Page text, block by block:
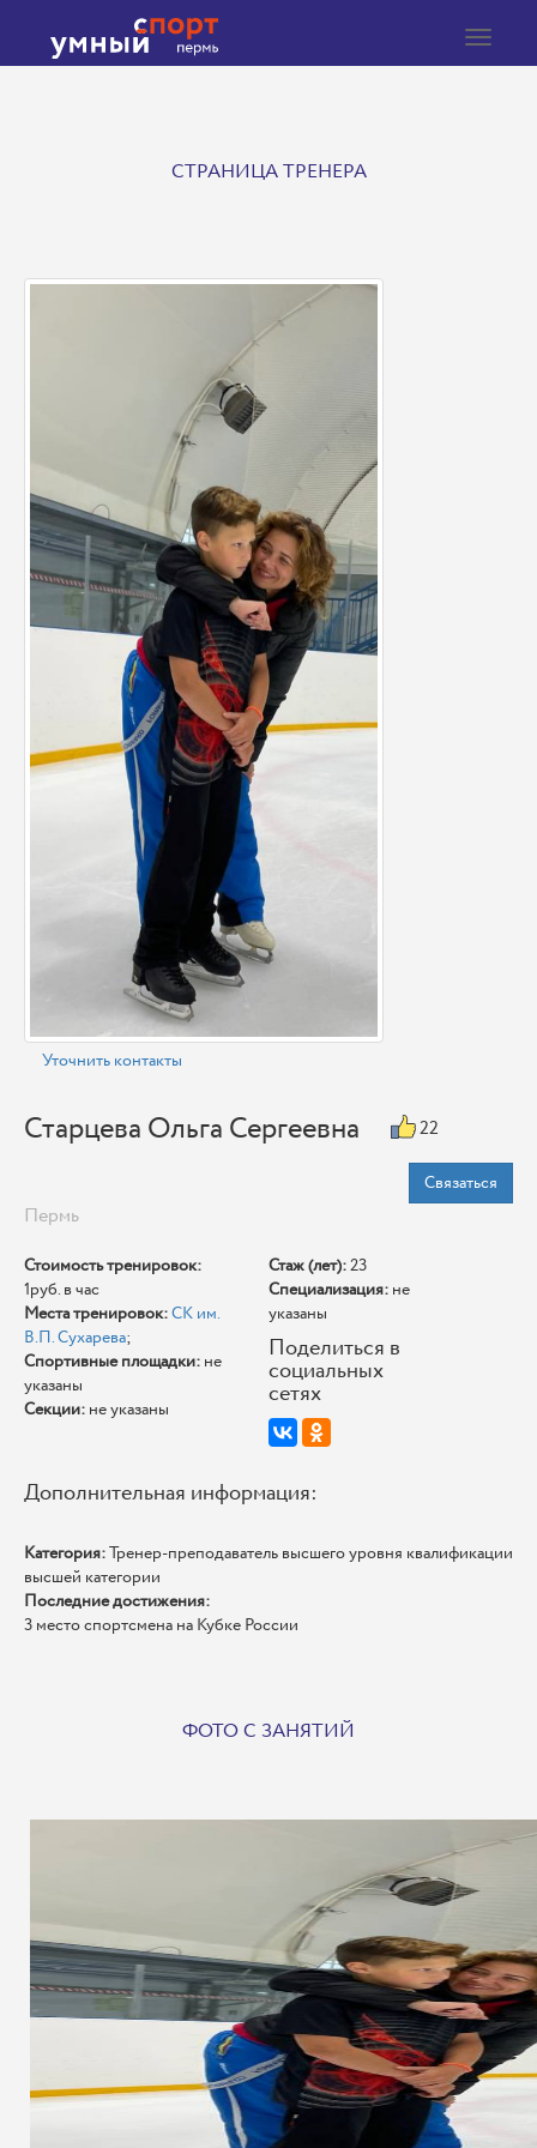
Toggle
СТРАНИЦА ТРЕНЕРА
Уточнить контакты
Старцева Ольга Сергеевна 22
Связаться
Пермь
Стоимость тренировок:
1руб. в час
Места тренировок:СК им.
В.П. Сухарева;
Спортивные площадки: не
указаны
Секции: не указаны
Стаж (лет):23
Специализация: не
указаны
Поделиться в
социальных
сетях
Дополнительная информация:
Категория:Тренер-преподаватель высшего уровня квалификации
высшей категории
Последние достижения:
3 место спортсмена на Кубке России
ФОТО С ЗАНЯТИЙ